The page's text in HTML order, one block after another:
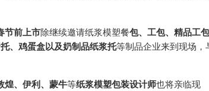
节前上市除继续邀请纸浆模塑餐包、工包、精品工包
、鸡蛋盒以及奶制品纸浆托等制品企业来到现场，
煌、伊利、蒙牛等纸浆模塑包装设计师也将亲临现